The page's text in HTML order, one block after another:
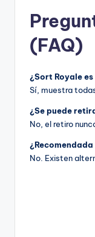
(FAQ)
¿Sort Royale
Sí, muestra
¿Se puede
No, el retiro
No. Existen